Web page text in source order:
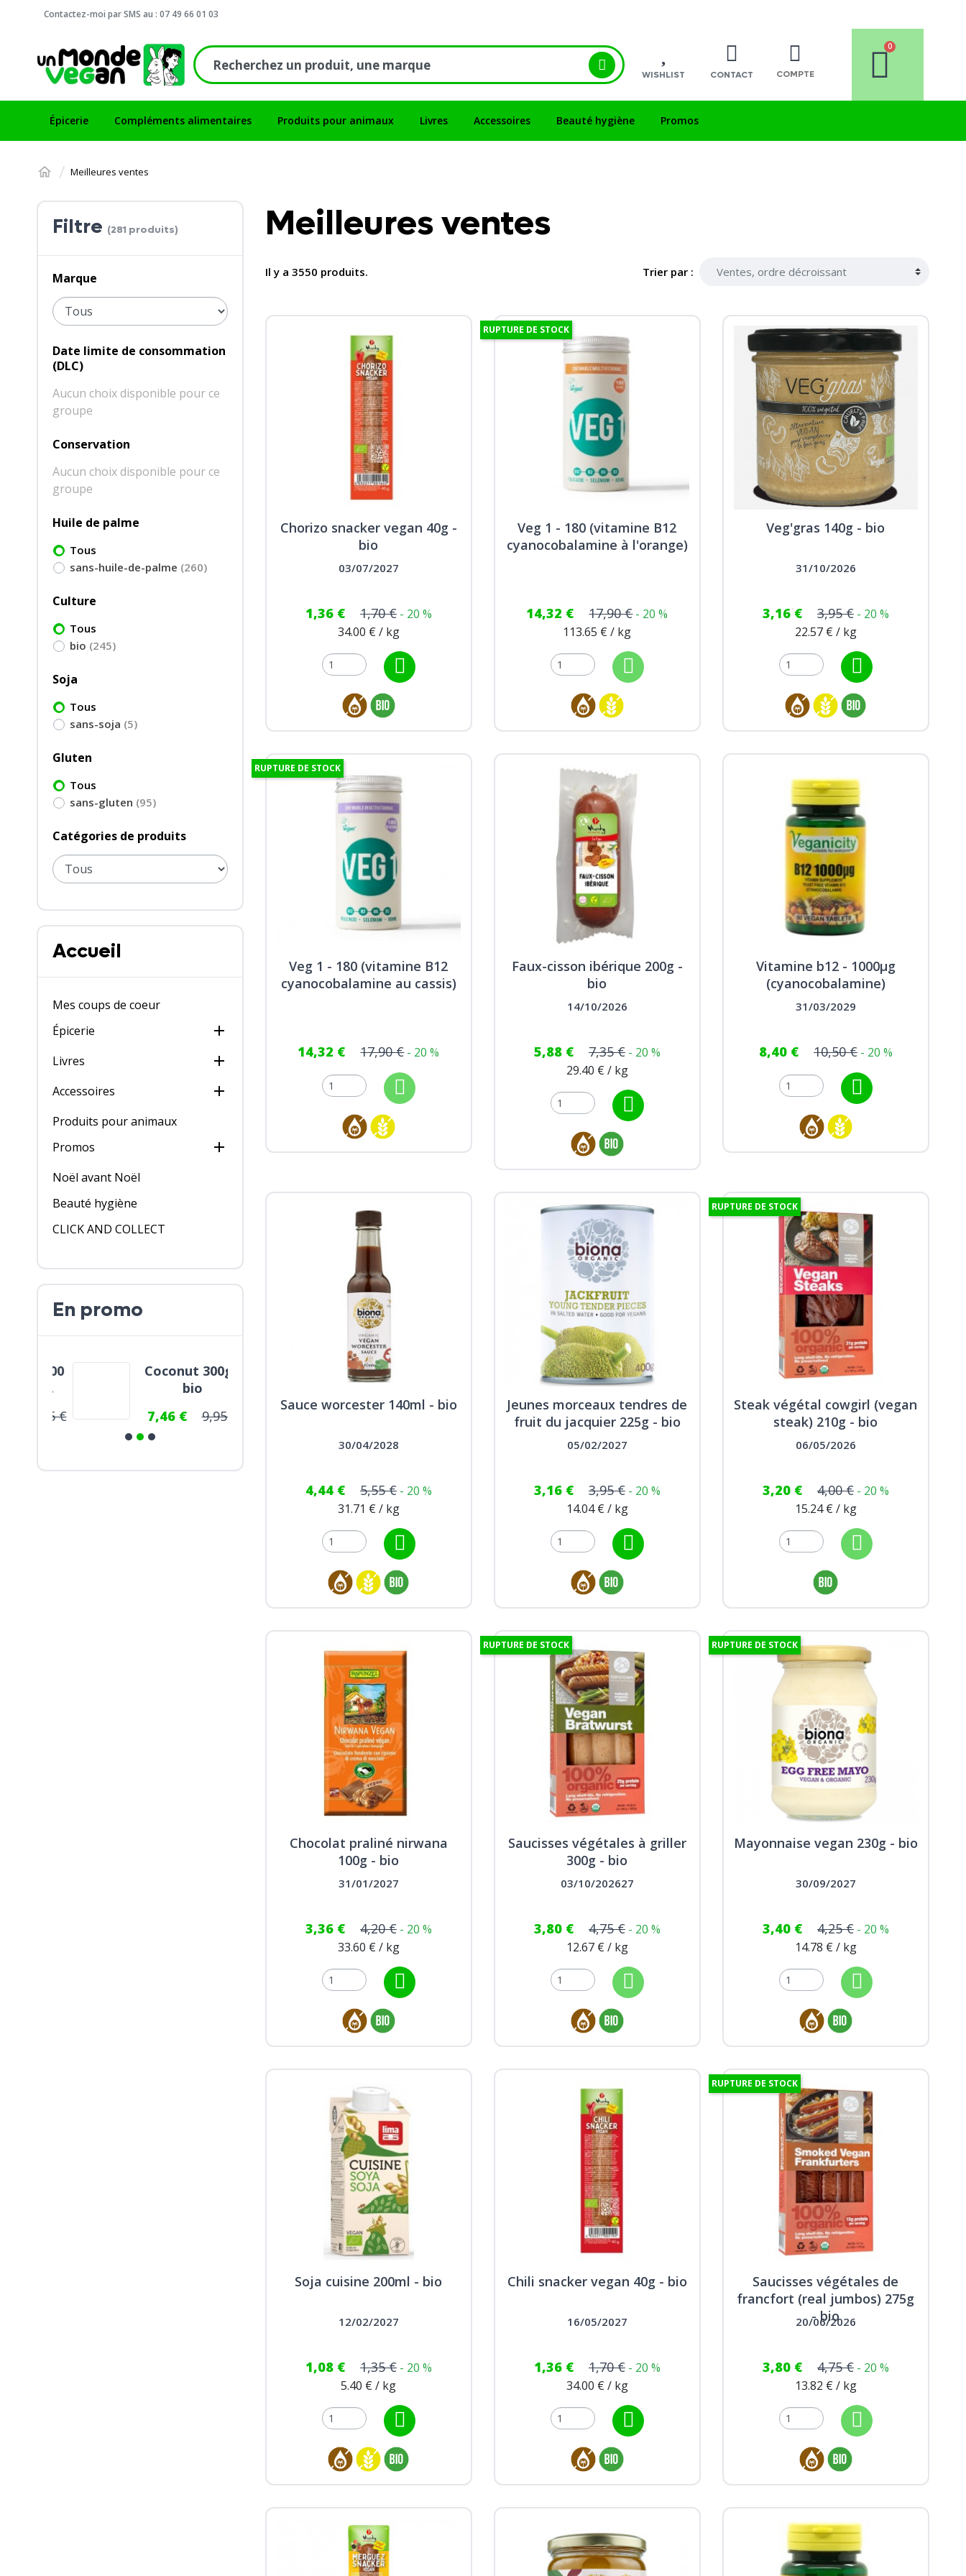
Contactez-moi par SMS au : 07 49 66 01 03
WISHLIST CONTACT COMPTE
Épicerie Compléments alimentaires Produits pour animaux Livres Accessoires Beauté hygiène Promos
Meilleures ventes
Filtre (281 produits)
Marque
Date limite de consommation
(DLC)
Aucun choix disponible pour ce
groupe
Conservation
Aucun choix disponible pour ce
groupe
Huile de palme
Tous
sans-huile-de-palme (260)
Culture
Tous
bio (245)
Soja
Tous
sans-soja (5)
Gluten
Tous
sans-gluten (95)
Catégories de produits
Accueil
Mes coups de coeur
Épicerie

Livres 
Accessoires 
Produits pour animaux
Promos

Noël avant Noël
Beauté hygiène
CLICK AND COLLECT
En promo
Coconut 300g -
7,46 €
9,95 €
Gluten de blé
500g - bio
Meilleures ventes
Il y a 3550 produits. Trier par :
Chorizo snacker vegan 40g -
bio
03/07/2027
1,36 € 1,70 € - 20 %
34.00 € / kg
Veg 1 - 180 (vitamine B12
cyanocobalamine à l'orange)
14,32 € 17,90 € - 20 %
113.65 € / kg
RUPTURE DE STOCK
Veg'gras 140g - bio
31/10/2026
3,16 € 3,95 € - 20 %
22.57 € / kg
Veg 1 - 180 (vitamine B12
cyanocobalamine au cassis)
14,32 € 17,90 € - 20 %
RUPTURE DE STOCK
Faux-cisson ibérique 200g -
bio
14/10/2026
5,88 € 7,35 € - 20 %
29.40 € / kg
Vitamine b12 - 1000µg
(cyanocobalamine)
31/03/2029
8,40 € 10,50 € - 20 %
Sauce worcester 140ml - bio
30/04/2028
4,44 € 5,55 € - 20 %
31.71 € / kg
Jeunes morceaux tendres de
fruit du jacquier 225g - bio
05/02/2027
3,16 € 3,95 € - 20 %
14.04 € / kg
Steak végétal cowgirl (vegan
steak) 210g - bio
06/05/2026
3,20 € 4,00 € - 20 %
15.24 € / kg
RUPTURE DE STOCK
Chocolat praliné nirwana
100g - bio
31/01/2027
3,36 € 4,20 € - 20 %
33.60 € / kg
Saucisses végétales à griller
300g - bio
03/10/202627
3,80 € 4,75 € - 20 %
12.67 € / kg
RUPTURE DE STOCK
Mayonnaise vegan 230g - bio
30/09/2027
3,40 € 4,25 € - 20 %
14.78 € / kg
RUPTURE DE STOCK
Soja cuisine 200ml - bio
12/02/2027
1,08 € 1,35 € - 20 %
5.40 € / kg
Chili snacker vegan 40g - bio
16/05/2027
1,36 € 1,70 € - 20 %
34.00 € / kg
Saucisses végétales de
francfort (real jumbos) 275g
- bio
20/06/2026
3,80 € 4,75 € - 20 %
13.82 € / kg
RUPTURE DE STOCK